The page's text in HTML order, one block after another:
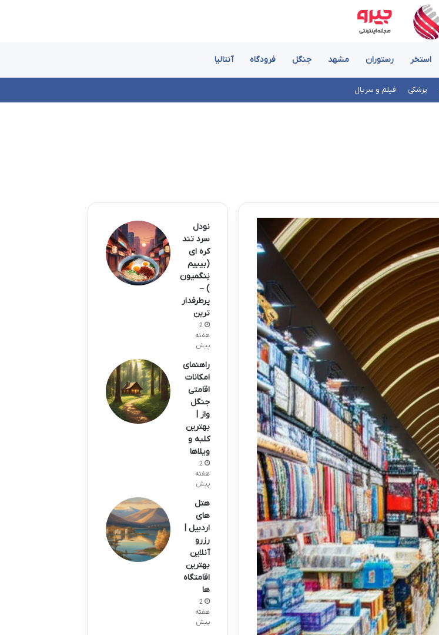
استخر رستوران مشهد جنگل فرودگاه آنتالیا
پزشکی فیلم و سریال
نودل
سرد تند
کره ای
(بیبیم
نِنگمیون
) –
پرطرفدار
ترین
2
هفته
پیش
راهنمای
امکانات
اقامتی
جنگل
واز |
بهترین
کلبه و
ویلاها
2
هفته
پیش
هتل
های
اردبیل |
رزرو
آنلاین
بهترین
اقامتگاه
ها
2
هفته
پیش